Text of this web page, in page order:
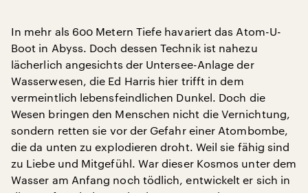
In mehr als 600 Metern Tiefe havariert das Atom-U-
Boot in Abyss. Doch dessen Technik ist nahezu
lächerlich angesichts der Untersee-Anlage der
Wasserwesen, die Ed Harris hier trifft in dem
vermeintlich lebensfeindlichen Dunkel. Doch die
Wesen bringen den Menschen nicht die Vernichtung,
sondern retten sie vor der Gefahr einer Atombombe,
die da unten zu explodieren droht. Weil sie fähig sind
zu Liebe und Mitgefühl. War dieser Kosmos unter dem
Wasser am Anfang noch tödlich, entwickelt er sich in